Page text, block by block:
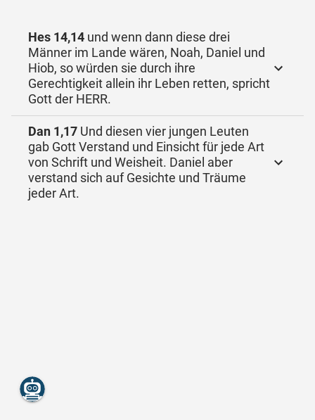
Hes 14,14 und wenn dann diese drei
Männer im Lande wären, Noah, Daniel und
Hiob, so würden sie durch ihre
Gerechtigkeit allein ihr Leben retten, spricht
Gott der HERR.
Dan 1,17 Und diesen vier jungen Leuten
gab Gott Verstand und Einsicht für jede Art
von Schrift und Weisheit. Daniel aber
verstand sich auf Gesichte und Träume
jeder Art.